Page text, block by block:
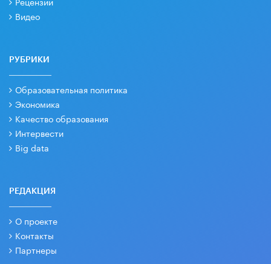
Видео
РУБРИКИ
Образовательная политика
Экономика
Качество образования
Интервести
Big data
РЕДАКЦИЯ
О проекте
Контакты
Партнеры